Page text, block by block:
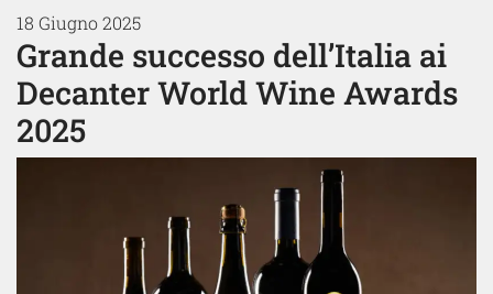
18 Giugno 2025
Grande successo dell’Italia ai
Decanter World Wine Awards
2025